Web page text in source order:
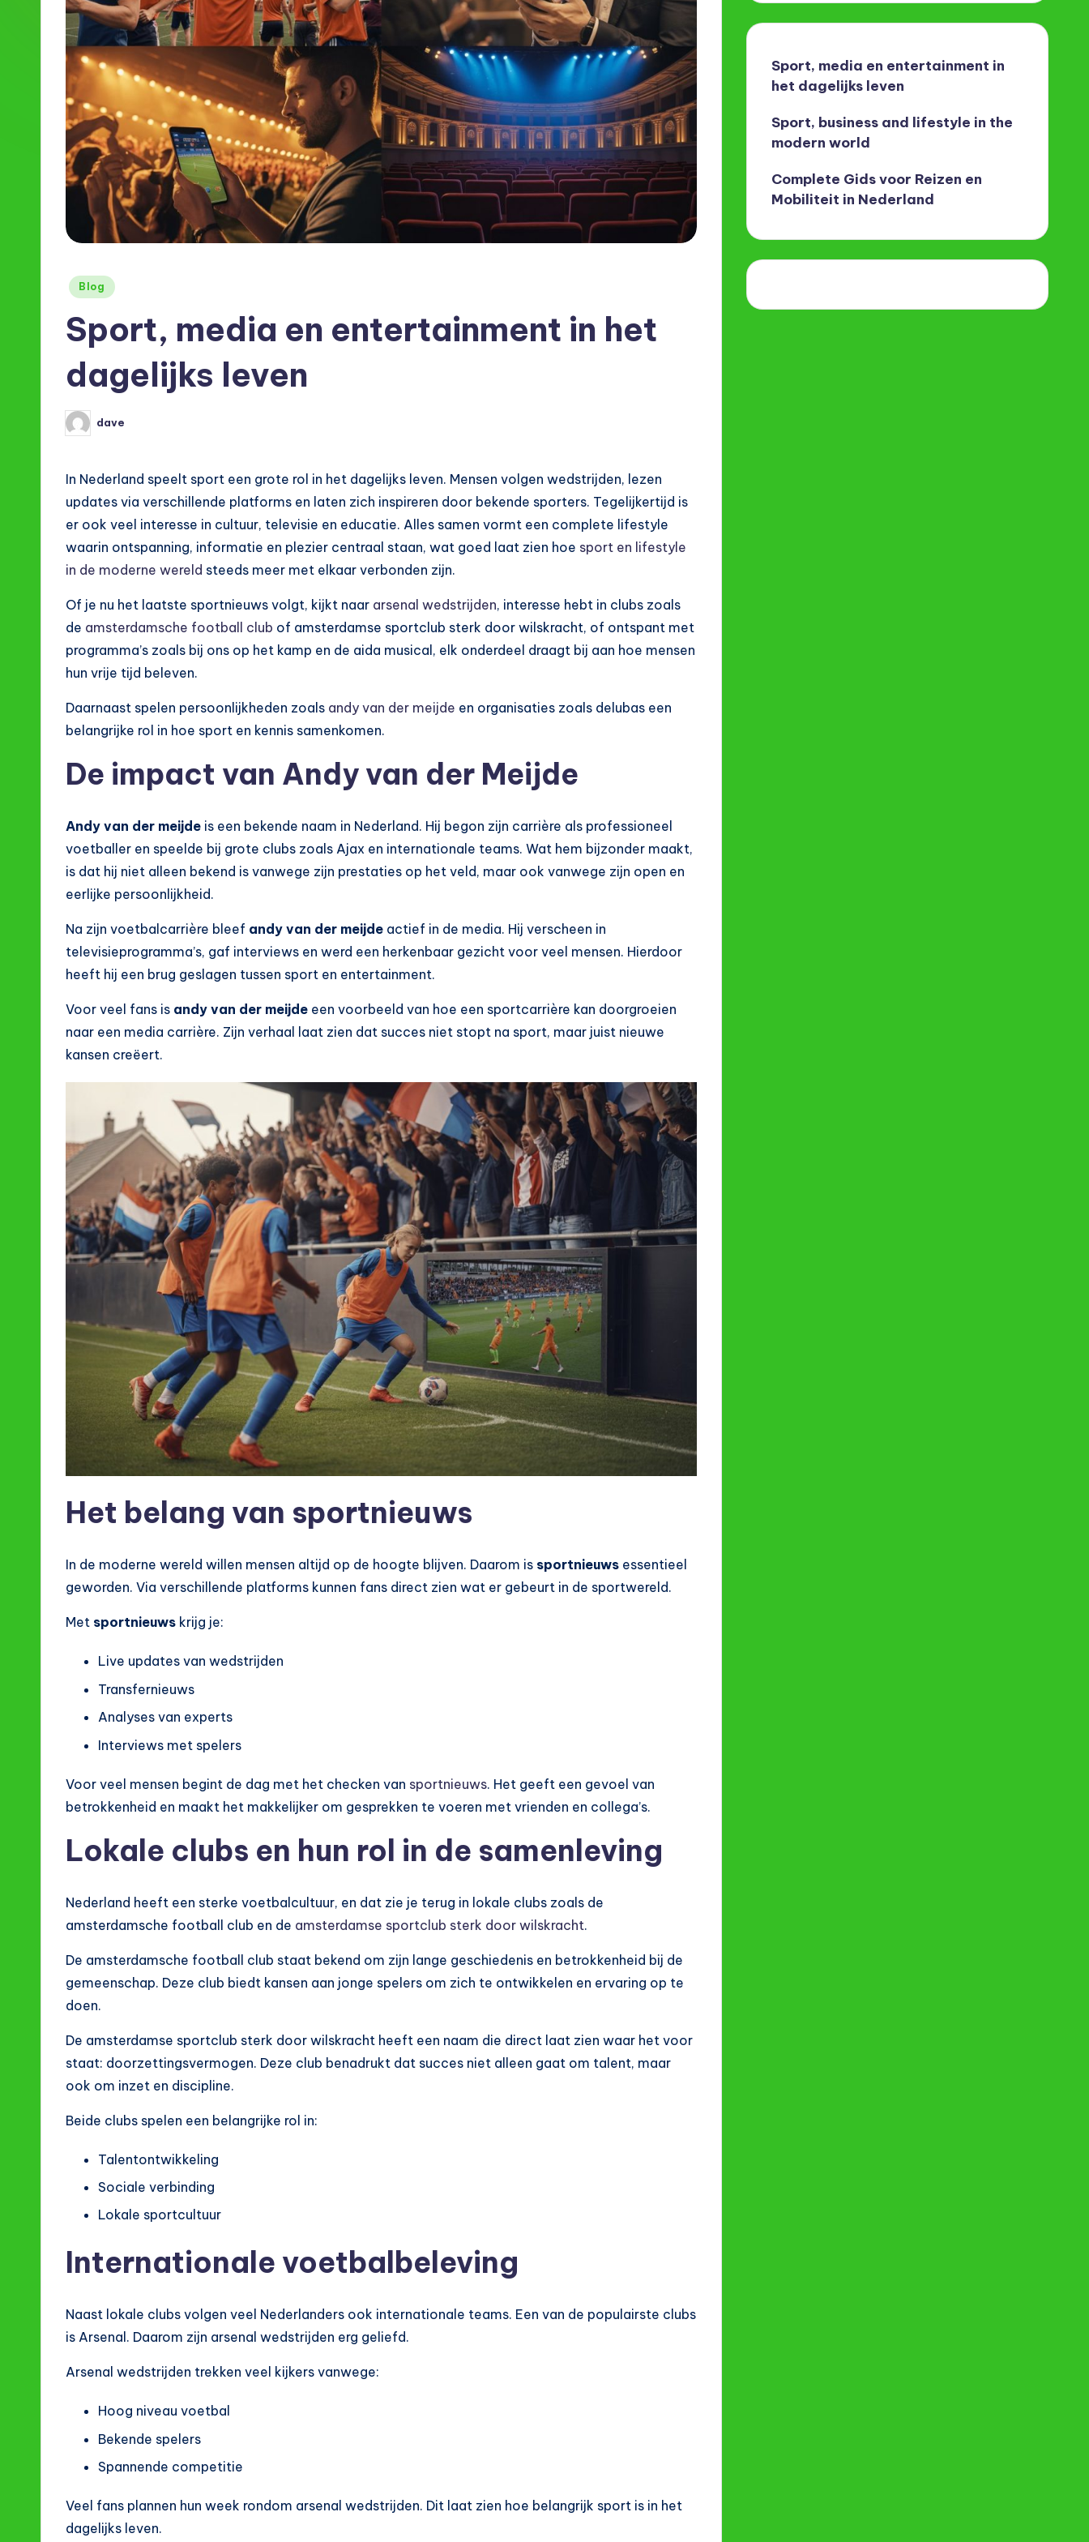
Posted
Blog
Sport, media en entertainment in het
dagelijks leven
Posted
by
dave
In Nederland speelt sport een grote rol in het dagelijks leven. Mensen volgen wedstrijden, lezen
updates via verschillende platforms en laten zich inspireren door bekende sporters. Tegelijkertijd is
er ook veel interesse in cultuur, televisie en educatie. Alles samen vormt een complete lifestyle
waarin ontspanning, informatie en plezier centraal staan, wat goed laat zien hoe sport en lifestyle
in de moderne wereld steeds meer met elkaar verbonden zijn.
Of je nu het laatste sportnieuws volgt, kijkt naar arsenal wedstrijden, interesse hebt in clubs zoals
de amsterdamsche football club of amsterdamse sportclub sterk door wilskracht, of ontspant met
programma’s zoals bij ons op het kamp en de aida musical, elk onderdeel draagt bij aan hoe mensen
hun vrije tijd beleven.
Daarnaast spelen persoonlijkheden zoals andy van der meijde en organisaties zoals delubas een
belangrijke rol in hoe sport en kennis samenkomen.
De impact van Andy van der Meijde
Andy van der meijde is een bekende naam in Nederland. Hij begon zijn carrière als professioneel
voetballer en speelde bij grote clubs zoals Ajax en internationale teams. Wat hem bijzonder maakt,
is dat hij niet alleen bekend is vanwege zijn prestaties op het veld, maar ook vanwege zijn open en
eerlijke persoonlijkheid.
Na zijn voetbalcarrière bleef andy van der meijde actief in de media. Hij verscheen in
televisieprogramma’s, gaf interviews en werd een herkenbaar gezicht voor veel mensen. Hierdoor
heeft hij een brug geslagen tussen sport en entertainment.
Voor veel fans is andy van der meijde een voorbeeld van hoe een sportcarrière kan doorgroeien
naar een media carrière. Zijn verhaal laat zien dat succes niet stopt na sport, maar juist nieuwe
kansen creëert.
Het belang van sportnieuws
In de moderne wereld willen mensen altijd op de hoogte blijven. Daarom is sportnieuws essentieel
geworden. Via verschillende platforms kunnen fans direct zien wat er gebeurt in de sportwereld.
Met sportnieuws krijg je:
Live updates van wedstrijden
Transfernieuws
Analyses van experts
Interviews met spelers
Voor veel mensen begint de dag met het checken van sportnieuws. Het geeft een gevoel van
betrokkenheid en maakt het makkelijker om gesprekken te voeren met vrienden en collega’s.
Lokale clubs en hun rol in de samenleving
Nederland heeft een sterke voetbalcultuur, en dat zie je terug in lokale clubs zoals de
amsterdamsche football club en de amsterdamse sportclub sterk door wilskracht.
De amsterdamsche football club staat bekend om zijn lange geschiedenis en betrokkenheid bij de
gemeenschap. Deze club biedt kansen aan jonge spelers om zich te ontwikkelen en ervaring op te
doen.
De amsterdamse sportclub sterk door wilskracht heeft een naam die direct laat zien waar het voor
staat: doorzettingsvermogen. Deze club benadrukt dat succes niet alleen gaat om talent, maar
ook om inzet en discipline.
Beide clubs spelen een belangrijke rol in:
Talentontwikkeling
Sociale verbinding
Lokale sportcultuur
Internationale voetbalbeleving
Naast lokale clubs volgen veel Nederlanders ook internationale teams. Een van de populairste clubs
is Arsenal. Daarom zijn arsenal wedstrijden erg geliefd.
Arsenal wedstrijden trekken veel kijkers vanwege:
Hoog niveau voetbal
Bekende spelers
Spannende competitie
Veel fans plannen hun week rondom arsenal wedstrijden. Dit laat zien hoe belangrijk sport is in het
dagelijks leven.
Sport, media en entertainment in
het dagelijks leven
Sport, business and lifestyle in the
modern world
Complete Gids voor Reizen en
Mobiliteit in Nederland